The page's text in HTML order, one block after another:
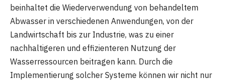
beinhaltet die Wiederverwendung von behandeltem
Abwasser in verschiedenen Anwendungen, von der
Landwirtschaft bis zur Industrie, was zu einer
nachhaltigeren und effizienteren Nutzung der
Wasserressourcen beitragen kann. Durch die
Implementierung solcher Systeme können wir nicht nur